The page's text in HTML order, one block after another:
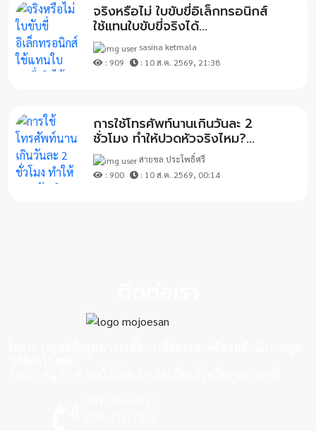
จริงหรือไม่ ใบขับขี่อิเล็กทรอนิกส์
ใช้แทนใบขับขี่จริงได้...
sasina ketmala
: 909
: 10 ส.ค. 2569, 21:38
การใช้โทรศัพท์นานเกินวันละ 2
ชั่วโมง ทำให้ปวดหัวจริงไหม?...
สายชล ประโพธิ์ศรี
: 900
: 10 ส.ค. 2569, 00:14